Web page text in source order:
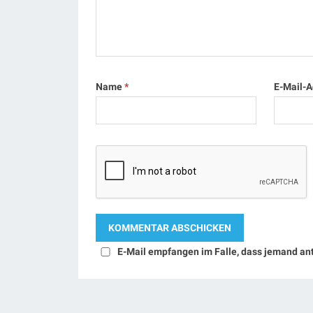
Name* E-Mail-
E-Mail empfangen im Falle, dass jemand